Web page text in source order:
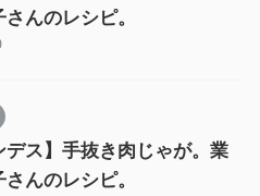
んのレシピ。
デス】手抜き肉じゃが。業
んのレシピ。